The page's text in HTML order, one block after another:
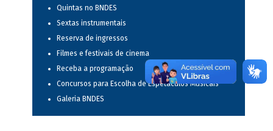
Quintas no BNDES
Sextas instrumentais
Reserva de ingressos
Filmes e festivais de cinema
Receba a programação
Concursos para Escolha de Espetáculos Musicais
Galeria BNDES